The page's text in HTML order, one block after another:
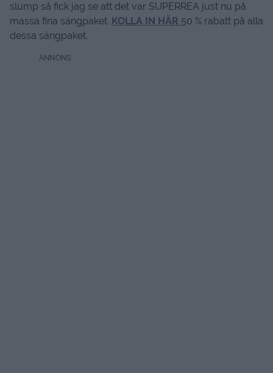
slump så fick jag se att det var SUPERREA just nu på
massa fina sängpaket. KOLLA IN HÄR 50 % rabatt på alla
dessa sängpaket.